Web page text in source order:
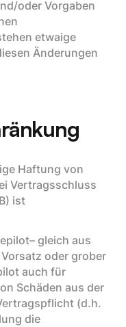
oder Vorgaben
etwaige
Änderungen
Haftung von
Vertragsschluss
ist
gleich aus
oder grober
auch für
Schäden aus der
(d.h.
die